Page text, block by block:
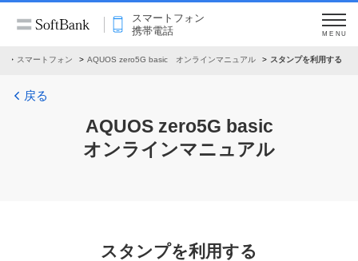
スマートフォン
携帯電話
MENU
スマートフォン AQUOS zero5G basic オンラインマニュアル スタンプを利用する
戻る
AQUOS zero5G basic
オンラインマニュアル
スタンプを利用する